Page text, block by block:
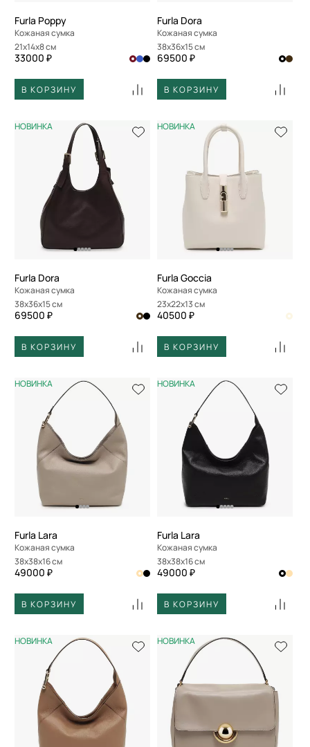
Furla Poppy
Кожаная сумка
21x14x8 см
33000 ₽
В КОРЗИНУ
Furla Dora
Кожаная сумка
38x36x15 см
69500 ₽
В КОРЗИНУ
НОВИНКА
Furla Dora
Кожаная сумка
38x36x15 см
69500 ₽
В КОРЗИНУ
НОВИНКА
Furla Goccia
Кожаная сумка
23x22x13 см
40500 ₽
В КОРЗИНУ
НОВИНКА
Furla Lara
Кожаная сумка
38x38x16 см
49000 ₽
В КОРЗИНУ
НОВИНКА
Furla Lara
Кожаная сумка
38x38x16 см
49000 ₽
В КОРЗИНУ
НОВИНКА НОВИНКА